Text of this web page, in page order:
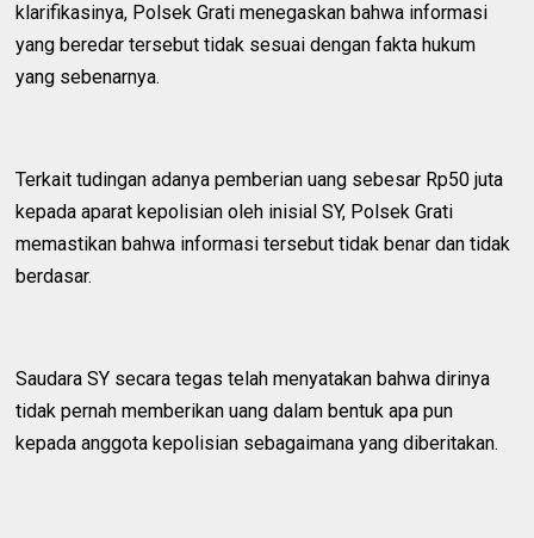
klarifikasinya, Polsek Grati menegaskan bahwa informasi
yang beredar tersebut tidak sesuai dengan fakta hukum
yang sebenarnya.
Terkait tudingan adanya pemberian uang sebesar Rp50 juta
kepada aparat kepolisian oleh inisial SY, Polsek Grati
memastikan bahwa informasi tersebut tidak benar dan tidak
berdasar.
Saudara SY secara tegas telah menyatakan bahwa dirinya
tidak pernah memberikan uang dalam bentuk apa pun
kepada anggota kepolisian sebagaimana yang diberitakan.